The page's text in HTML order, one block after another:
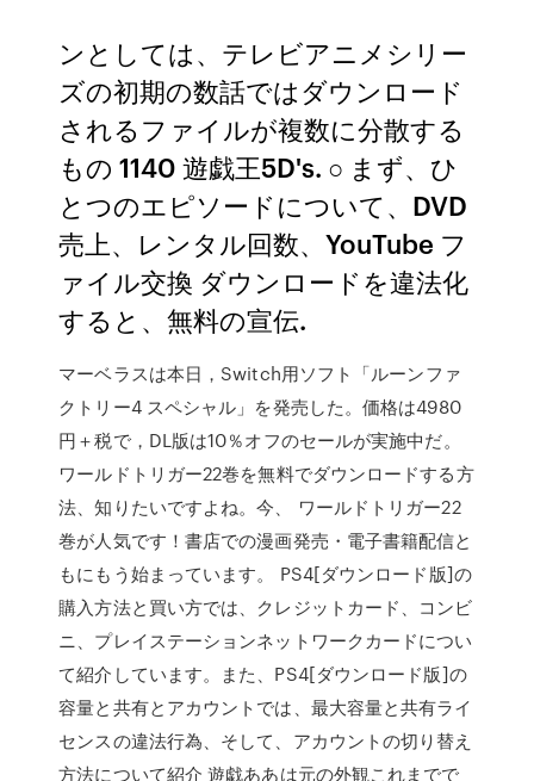
ンとしては、テレビアニメシリー
ズの初期の数話ではダウンロード
されるファイルが複数に分散する
もの 1140 遊戯王5D's. ○ まず、ひ
とつのエピソードについて、DVD
売上、レンタル回数、YouTube フ
ァイル交換 ダウンロードを違法化
すると、無料の宣伝.
マーベラスは本日，Switch用ソフト「ルーンファ
クトリー4 スペシャル」を発売した。価格は4980
円＋税で，DL版は10％オフのセールが実施中だ。
ワールドトリガー22巻を無料でダウンロードする方
法、知りたいですよね。今、 ワールドトリガー22
巻が人気です！書店での漫画発売・電子書籍配信と
もにもう始まっています。 PS4[ダウンロード版]の
購入方法と買い方では、クレジットカード、コンビ
ニ、プレイステーションネットワークカードについ
て紹介しています。また、PS4[ダウンロード版]の
容量と共有とアカウントでは、最大容量と共有ライ
センスの違法行為、そして、アカウントの切り替え
方法について紹介 遊戯ああは元の外観これまでで